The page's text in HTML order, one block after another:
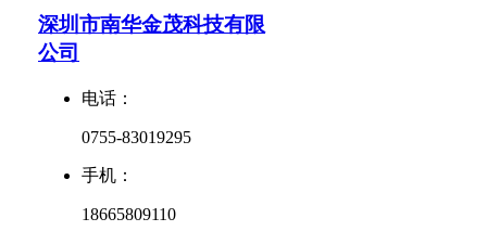
深圳市南华金茂科技有限
公司
电话：
0755-83019295
手机：
18665809110